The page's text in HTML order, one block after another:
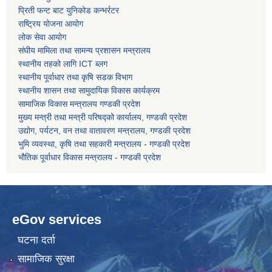
प्रिती फन्ट बाट युनिकोड कन्भर्रटर
राष्ट्रिय योजना आयोग
लोक सेवा आयोग
संघीय मामिला तथा सामन्य प्रशासन मन्त्रालय
स्थानीय तहको लागि ICT ब्लग
स्थानीय पूर्वाधार तथा कृषि सडक विभाग
स्थानीय शासन तथा सामुदायिक विकास कार्यक्रम
सामाजिक विकास मन्त्रालय गण्डकी प्रदेश
मुख्य मन्त्री तथा मन्त्री परिषद्को कार्यालय, गण्डकी प्रदेश
उद्योग, पर्यटन, वन तथा वातावरण मन्त्रालय, गण्डकी प्रदेश
भुमि व्यवस्था, कृषि तथा सहकारी मन्त्रालय - गण्डकी प्रदेश
भौतिक पूर्वाधार विकास मन्त्रालय - गण्डकी प्रदेश
eGov services
घटना दर्ता
सामाजिक सुरक्षा